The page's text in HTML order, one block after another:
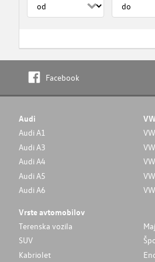
Facebook
Audi
Audi A1
Audi A3
Audi A4
Audi A5
Audi A6
Vrste avtomobilov
Terenska vozila
SUV
Kabriolet